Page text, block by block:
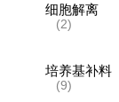
细胞解离
(2)
培养基补料
(9)